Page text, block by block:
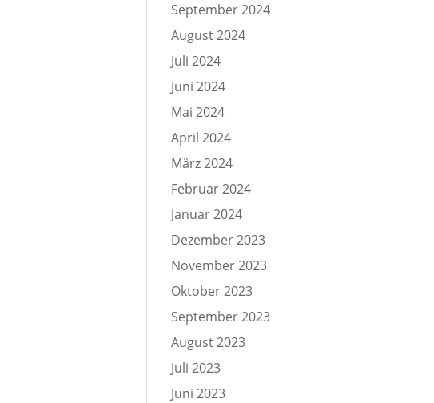
September 2024
August 2024
Juli 2024
Juni 2024
Mai 2024
April 2024
März 2024
Februar 2024
Januar 2024
Dezember 2023
November 2023
Oktober 2023
September 2023
August 2023
Juli 2023
Juni 2023